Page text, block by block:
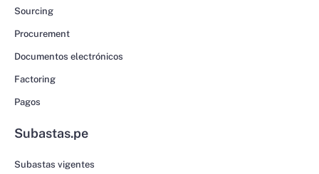
Sourcing
Procurement
Documentos electrónicos
Factoring
Pagos
Subastas.pe
Subastas vigentes